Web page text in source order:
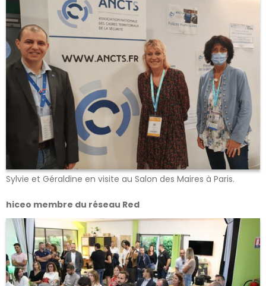
Sylvie et Géraldine en visite au Salon des Maires à Paris.
hiceo membre du réseau Red